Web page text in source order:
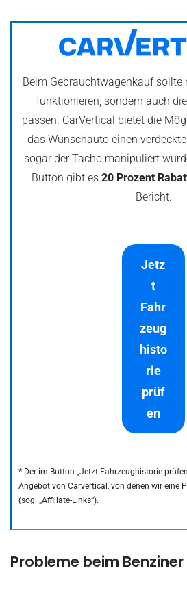
Beim Gebrauchtwagenkauf sollte
funktionieren, sondern auch
passen. CarVertical bietet die
das Wunschauto einen
sogar der Tacho manipuliert
Button gibt es 20 Prozent
Bericht.
Jetz
t
Fahr
zeug
histo
rie
prüf
en
*Der im Button „Jetzt Fahrzeughistorie
Angebot von Carvertical, von denen wir eine
(sog. „Affiliate-Links“).
Probleme beim Benziner